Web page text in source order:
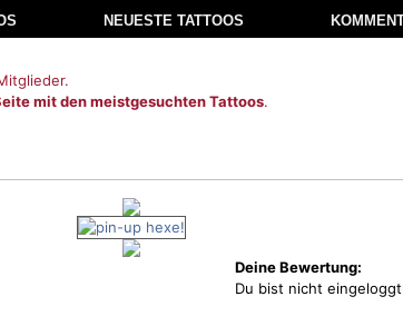
NEUESTE TATTOOS
mit den meistgesuchten Tattoos.
Deine Bewertung:
Du bist nicht